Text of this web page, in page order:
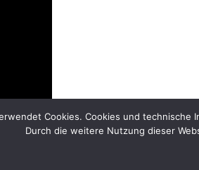
Cookies. Cookies und
Durch die weitere Nutzung dieser